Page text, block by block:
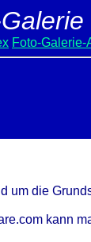
Foto-Galerie-
um die
kann